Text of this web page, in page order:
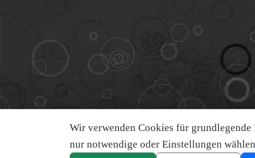
Wir verwenden Cookies für
nur notwendige oder Einstellungen